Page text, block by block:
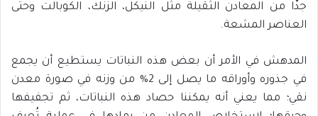
جدًّا من المعادن الثقيلة مثل النيكل، الزنك، الكوبالت وحتى
العناصر المشعة.
المدهش في الأمر أن بعض هذه النباتات يستطيع أن يجمع
في جذوره وأوراقه ما يصل إلى 2% من وزنه في صورة معدن
نقي؛ مما يعني أنه يمكننا حصاد هذه النباتات، ثم تجفيفها